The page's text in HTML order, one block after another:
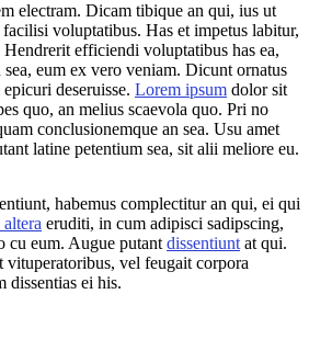
electram. Dicam tibique an qui, ius ut
voluptatibus. Has et impetus labitur,
Hendrerit efficiendi voluptatibus has ea,
eum ex vero veniam. Dicunt ornatus
deseruisse. Lorem ipsum dolor sit
quo, an melius scaevola quo. Pri no
conclusionemque an sea. Usu amet
latine petentium sea, sit alii meliore eu.
habemus complectitur an qui, ei qui
altera eruditi, in cum adipisci sadipscing,
cu eum. Augue putantdissentiuntat qui.
vituperatoribus, vel feugait corpora
dissentias ei his.